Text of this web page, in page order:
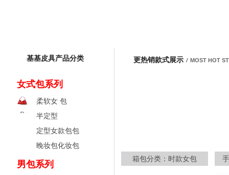
基基皮具产品分类
女式包系列
柔软女 包
半定型
定型女款包包
晚妆包化妆包
男包系列
更热销款式展示 / MOST HOT
箱包分类：时款女包